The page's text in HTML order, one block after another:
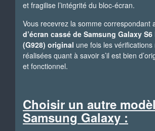
et fragilise l’intégrité du bloc-écran.
Vous recevrez la somme correspondant
d’écran cassé de Samsung Galaxy
(G928) original une fois les
réalisées quant à savoir s’il est bien
et fonctionnel.
Choisir un autre
Samsung Galaxy :